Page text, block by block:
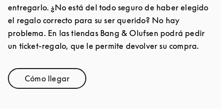
entregarlo. ¿No está del todo seguro de haber elegido
el regalo correcto para su ser querido? No hay
problema. En las tiendas Bang & Olufsen podrá pedir
un ticket-regalo, que le permite devolver su compra.
Cómo llegarLink Opens in New Tab